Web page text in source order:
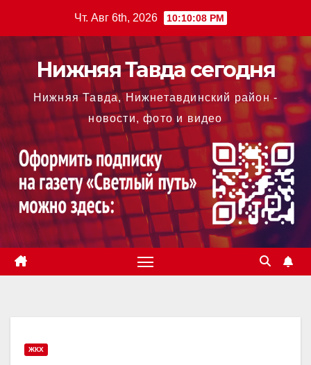
содержимому
Чт. Авг 6th, 2026 10:10:09 PM
Нижняя Тавда сегодня
Нижняя Тавда, Нижнетавдинский район -
новости, фото и видео
ЖКХ